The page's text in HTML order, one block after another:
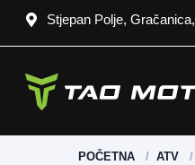
Stjepan Polje,
POČETNA ATV